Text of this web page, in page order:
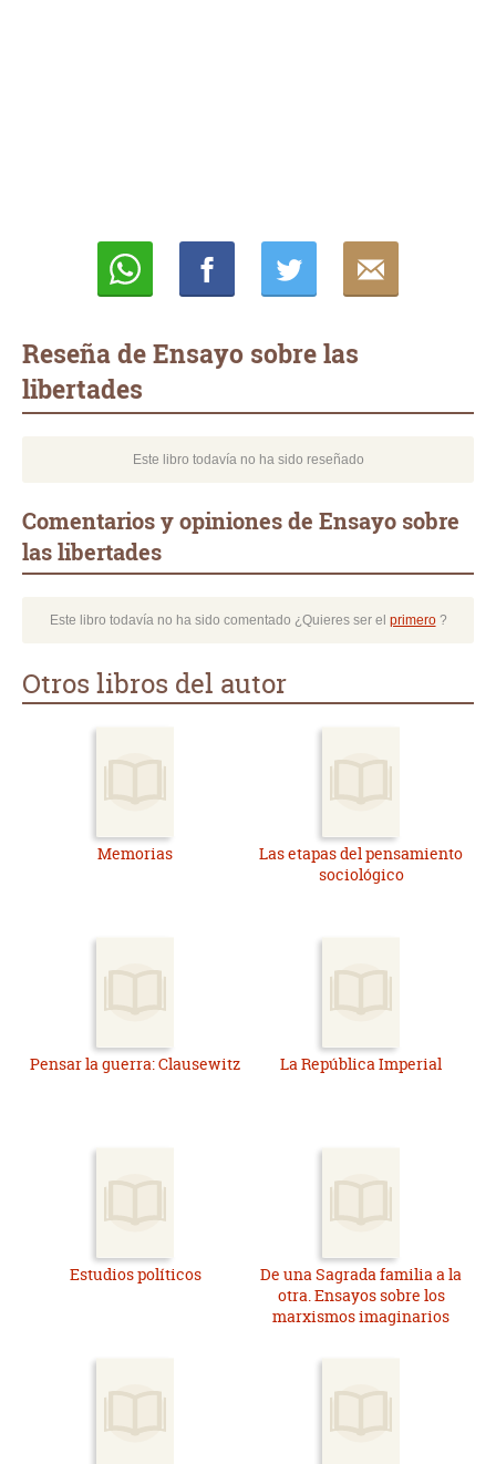
Reseña de Ensayo sobre las
libertades
Este libro todavía no ha sido reseñado
Comentarios y opiniones de Ensayo sobre
las libertades
Este libro todavía no ha sido comentado ¿Quieres ser el primero?
Otros libros del autor
Memorias
Las etapas del pensamiento
sociológico
Pensar la guerra: Clausewitz La República Imperial
Estudios políticos
De una Sagrada familia a la
otra. Ensayos sobre los
marxismos imaginarios